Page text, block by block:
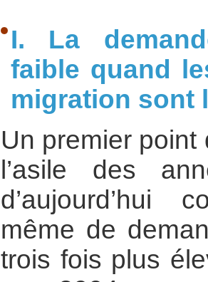
I. La
faible quand
migration sont
Un premier
l’asile des
d’aujourd’hui
même de
trois fois plus